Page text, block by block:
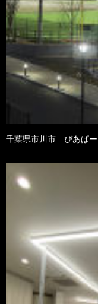
千葉県市川市 ぴあぱ